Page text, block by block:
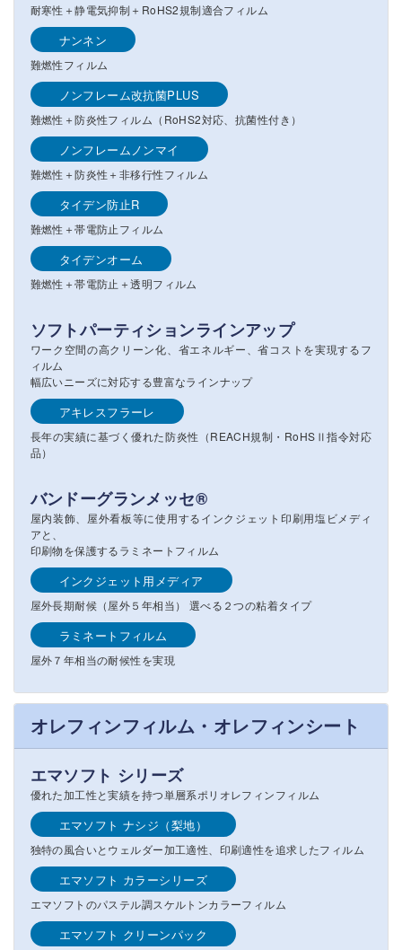
耐寒性＋静電気抑制＋RoHS2規制適合フィルム
ナンネン
難燃性フィルム
ノンフレーム改抗菌PLUS
難燃性＋防炎性フィルム（RoHS2対応、抗菌性付き）
ノンフレームノンマイ
難燃性＋防炎性＋非移行性フィルム
タイデン防止R
難燃性＋帯電防止フィルム
タイデンオーム
難燃性＋帯電防止＋透明フィルム
ソフトパーティションラインアップ
ワーク空間の高クリーン化、省エネルギー、省コストを実現するフ
ィルム
幅広いニーズに対応する豊富なラインナップ
アキレスフラーレ
長年の実績に基づく優れた防炎性（REACH規制・RoHSⅡ指令対応
品）
バンドーグランメッセ®
屋内装飾、屋外看板等に使用するインクジェット印刷用塩ビメディ
アと、
印刷物を保護するラミネートフィルム
インクジェット用メディア
屋外長期耐候（屋外５年相当） 選べる２つの粘着タイプ
ラミネートフィルム
屋外７年相当の耐候性を実現
オレフィンフィルム・オレフィンシート
エマソフト シリーズ
優れた加工性と実績を持つ単層系ポリオレフィンフィルム
エマソフト ナシジ（梨地）
独特の風合いとウェルダー加工適性、印刷適性を追求したフィルム
エマソフト カラーシリーズ
エマソフトのパステル調スケルトンカラーフィルム
エマソフト クリーンパック